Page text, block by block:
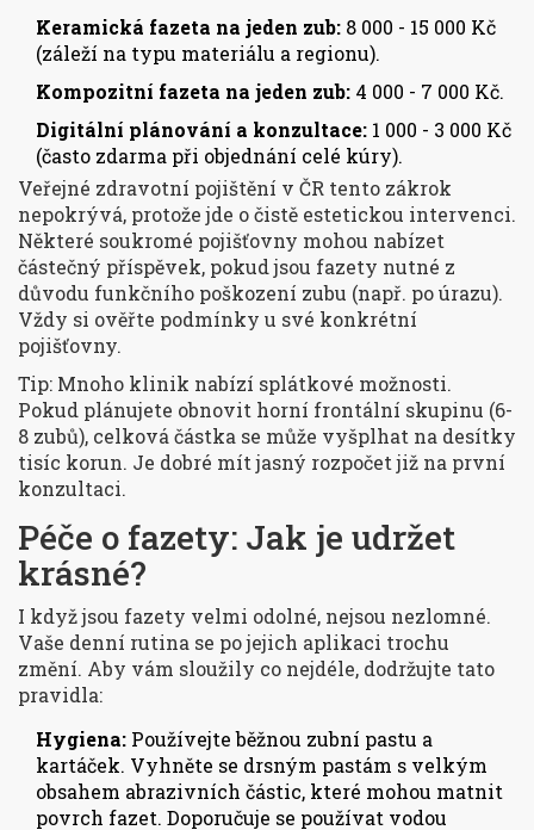
Keramická fazeta na jeden zub: 8 000 - 15 000 Kč
(záleží na typu materiálu a regionu).
Kompozitní fazeta na jeden zub: 4 000 - 7 000 Kč.
Digitální plánování a konzultace: 1 000 - 3 000 Kč
(často zdarma při objednání celé kúry).
Veřejné zdravotní pojištění v ČR tento zákrok
nepokrývá, protože jde o čistě estetickou intervenci.
Některé soukromé pojišťovny mohou nabízet
částečný příspěvek, pokud jsou fazety nutné z
důvodu funkčního poškození zubu (např. po úrazu).
Vždy si ověřte podmínky u své konkrétní
pojišťovny.
Tip: Mnoho klinik nabízí splátkové možnosti.
Pokud plánujete obnovit horní frontální skupinu (6-
8 zubů), celková částka se může vyšplhat na desítky
tisíc korun. Je dobré mít jasný rozpočet již na první
konzultaci.
Péče o fazety: Jak je udržet
krásné?
I když jsou fazety velmi odolné, nejsou nezlomné.
Vaše denní rutina se po jejich aplikaci trochu
změní. Aby vám sloužily co nejdéle, dodržujte tato
pravidla:
Hygiena: Používejte běžnou zubní pastu a
kartáček. Vyhněte se drsným pastám s velkým
obsahem abrazivních částic, které mohou matnit
povrch fazet. Doporučuje se používat vodou